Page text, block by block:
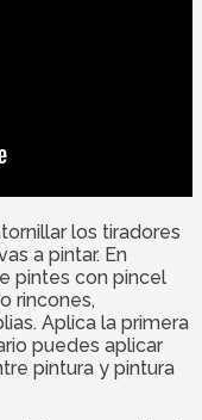
los tiradores
a pintar. En
pintes con pincel
rincones,
Aplica la primera
puedes aplicar
pintura y pintura